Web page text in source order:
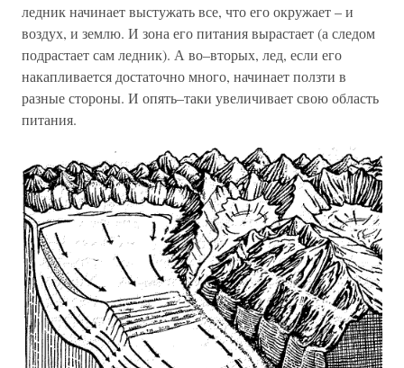
ледник начинает выстужать все, что его окружает – и
воздух, и землю. И зона его питания вырастает (а следом
подрастает сам ледник). А во–вторых, лед, если его
накапливается достаточно много, начинает ползти в
разные стороны. И опять–таки увеличивает свою область
питания.